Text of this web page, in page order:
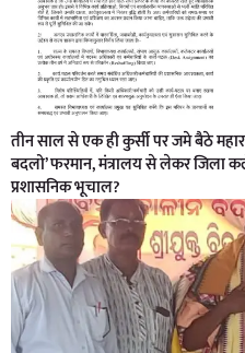
तीन साल से एक ही कुर्सी पर जमे बैठे
बदलो’ फरमान, मंत्रालय से लेकर जिला
प्रशासनिक भूचाल?